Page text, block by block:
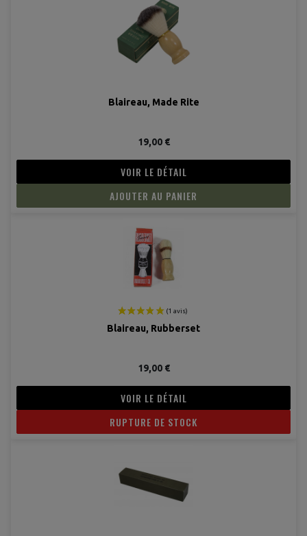
Blaireau, Made Rite
19,00 €
VOIR LE DÉTAIL
AJOUTER AU PANIER
Blaireau, Rubberset
19,00 €
VOIR LE DÉTAIL
RUPTURE DE STOCK